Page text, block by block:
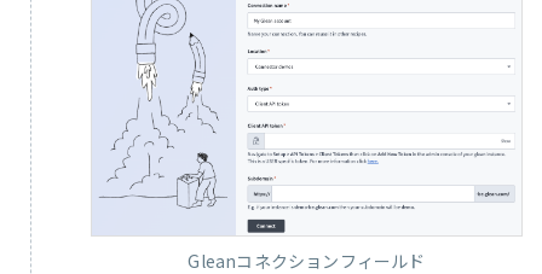
Gleanコネクションフィールド